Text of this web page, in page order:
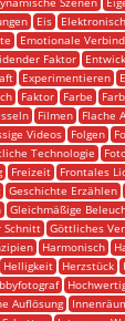
Eis
Emotionale
Faktor
Experimentieren
Faktor Farbe
Filmen Flache
Videos Folgen
Technologie
Freizeit Frontales
Geschichte Erzählen
Gleichmäßige
Schnitt Göttliches
Harmonisch
Helligkeit Herzstück
Auflösung